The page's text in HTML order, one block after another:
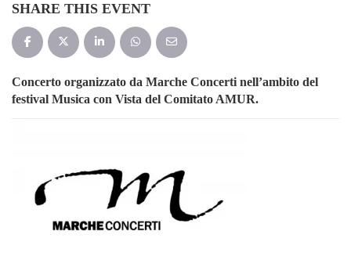
SHARE THIS EVENT
Concerto organizzato da Marche Concerti nell’ambito del
festival Musica con Vista del Comitato AMUR.